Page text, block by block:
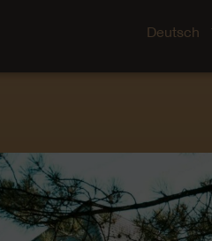
Deutsch